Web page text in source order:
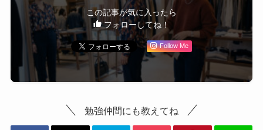
この記事が気に入ったら
フォローしてね！
Follow Me
勉強仲間にも教えてね